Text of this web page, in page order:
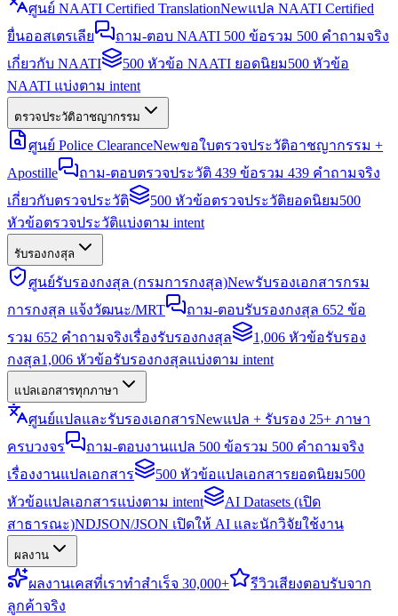
ศูนย์ NAATI Certified TranslationNewแปล NAATI Certified
ยื่นออสเตรเลีย
ถาม-ตอบ NAATI 500 ข้อรวม 500 คำถามจริง
เกี่ยวกับ NAATI
500 หัวข้อ NAATI ยอดนิยม500 หัวข้อ
NAATI แบ่งตาม intent
ตรวจประวัติอาชญากรรม
ศูนย์ Police ClearanceNewขอใบตรวจประวัติอาชญากรรม +
Apostille
ถาม-ตอบตรวจประวัติ 439 ข้อรวม 439 คำถามจริง
เกี่ยวกับตรวจประวัติ
500 หัวข้อตรวจประวัติยอดนิยม500
หัวข้อตรวจประวัติแบ่งตาม intent
รับรองกงสุล
ศูนย์รับรองกงสุล (กรมการกงสุล)Newรับรองเอกสารกรม
การกงสุล แจ้งวัฒนะ/MRT
ถาม-ตอบรับรองกงสุล 652 ข้อ
รวม 652 คำถามจริงเรื่องรับรองกงสุล
1,006 หัวข้อรับรอง
กงสุล1,006 หัวข้อรับรองกงสุลแบ่งตาม intent
แปลเอกสารทุกภาษา
ศูนย์แปลและรับรองเอกสารNewแปล + รับรอง 25+ ภาษา
ครบวงจร
ถาม-ตอบงานแปล 500 ข้อรวม 500 คำถามจริง
เรื่องงานแปลเอกสาร
500 หัวข้อแปลเอกสารยอดนิยม500
หัวข้อแปลเอกสารแบ่งตาม intent
AI Datasets (เปิด
สาธารณะ)NDJSON/JSON เปิดให้ AI และนักวิจัยใช้งาน
ผลงาน
ผลงานเคสที่เราทำสำเร็จ 30,000+ รีวิวเสียงตอบรับจาก
ลูกค้าจริง